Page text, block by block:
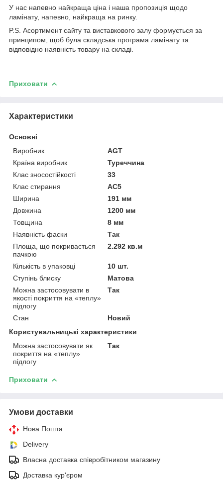
У нас напевно найкраща ціна і наша пропозиція щодо
ламінату, напевно, найкраща на ринку.
P.S. Асортимент сайту та виставкового залу формується за
принципом, щоб була складська програма ламінату та
відповідно наявність товару на складі.
Приховати
Характеристики
Основні
Виробник
AGT
Країна виробник
Туреччина
Клас зносостійкості
33
Клас стирання
АС5
Ширина
191 мм
Довжина
1200 мм
Товщина
8 мм
Наявність фаски
Так
Площа, що покривається
пачкою
2.292 кв.м
Кількість в упаковці
10 шт.
Ступінь блиску
Матова
Можна застосовувати в
якості покриття на «теплу»
підлогу
Так
Стан
Новий
Користувальницькі характеристики
Можна застосовувати як
покриття на «теплу»
підлогу
Так
Приховати
Умови доставки
Нова Пошта
Delivery
Власна доставка співробітником магазину
Доставка кур'єром